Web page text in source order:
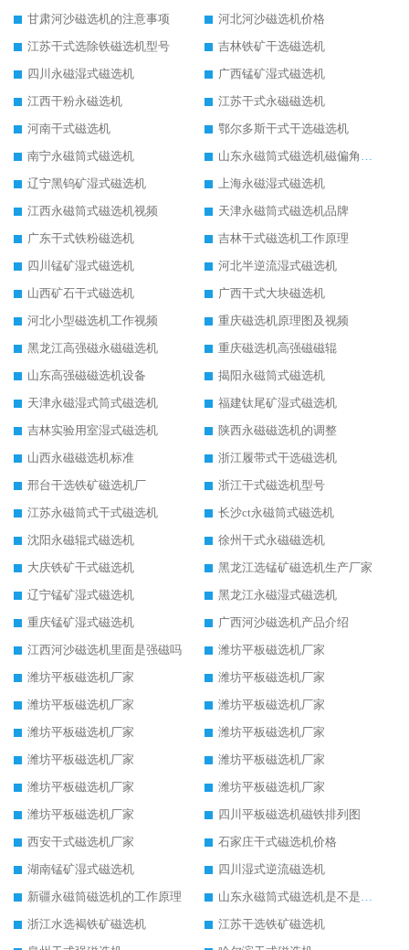
甘肃河沙磁选机的注意事项
河北河沙磁选机价格
江苏干式选除铁磁选机型号
吉林铁矿干选磁选机
四川永磁湿式磁选机
广西锰矿湿式磁选机
江西干粉永磁选机
江苏干式永磁磁选机
河南干式磁选机
鄂尔多斯干式干选磁选机
南宁永磁筒式磁选机
山东永磁筒式磁选机磁偏角怎么调整
辽宁黑钨矿湿式磁选机
上海永磁湿式磁选机
江西永磁筒式磁选机视频
天津永磁筒式磁选机品牌
广东干式铁粉磁选机
吉林干式磁选机工作原理
四川锰矿湿式磁选机
河北半逆流湿式磁选机
山西矿石干式磁选机
广西干式大块磁选机
河北小型磁选机工作视频
重庆磁选机原理图及视频
黑龙江高强磁永磁磁选机
重庆磁选机高强磁磁辊
山东高强磁磁选机设备
揭阳永磁筒式磁选机
天津永磁湿式筒式磁选机
福建钛尾矿湿式磁选机
吉林实验用室湿式磁选机
陕西永磁磁选机的调整
山西永磁磁选机标准
浙江履带式干选磁选机
邢台干选铁矿磁选机厂
浙江干式磁选机型号
江苏永磁筒式干式磁选机
长沙ct永磁筒式磁选机
沈阳永磁辊式磁选机
徐州干式永磁磁选机
大庆铁矿干式磁选机
黑龙江选锰矿磁选机生产厂家
辽宁锰矿湿式磁选机
黑龙江永磁湿式磁选机
重庆锰矿湿式磁选机
广西河沙磁选机产品介绍
江西河沙磁选机里面是强磁吗
潍坊平板磁选机厂家
潍坊平板磁选机厂家
潍坊平板磁选机厂家
潍坊平板磁选机厂家
潍坊平板磁选机厂家
潍坊平板磁选机厂家
潍坊平板磁选机厂家
潍坊平板磁选机厂家
潍坊平板磁选机厂家
潍坊平板磁选机厂家
潍坊平板磁选机厂家
潍坊平板磁选机厂家
四川平板磁选机磁铁排列图
西安干式磁选机厂家
石家庄干式磁选机价格
湖南锰矿湿式磁选机
四川湿式逆流磁选机
新疆永磁筒磁选机的工作原理
山东永磁筒式磁选机是不是强磁
浙江水选褐铁矿磁选机
江苏干选铁矿磁选机